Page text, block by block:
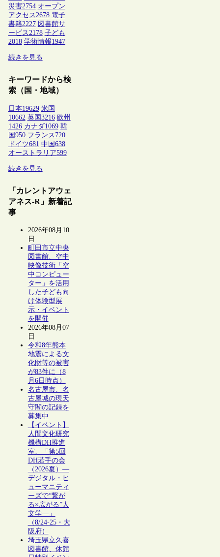
災害2754 オープン
アクセス2678 電子
書籍2227 図書館サ
ービス2178 子ども
2018 学術情報1947
続きを見る
キーワードから検
索（国・地域）
日本19629 米国
10662 英国 3216 欧州
1426 カナダ1069 韓
国 950 フランス 720
ドイツ681 中国 638
オーストラリア599
続きを見る
「カレントアウェ
アネス-R」新着記
事
2026年08月10
日
町田市立中央
図書館、空中
映像技術「空
中コンピュー
ター」を活用
した子ども向
け体験型展
示・イベント
を開催
2026年08月07
日
令和8年熊本
地震による文
化財等の被害
が83件に（8
月6日時点）
名古屋市、名
古屋城の現天
守閣の記録を
募集中
【イベント】
人間文化研究
機構DH推進
室、「第5回
DH若手の会
（2026夏）―
デジタル・ヒ
ューマニティ
ーズで“繋が
る×広がる”人
文学―」
（8/24-25・大
阪府）
埼玉県立久喜
図書館、休館